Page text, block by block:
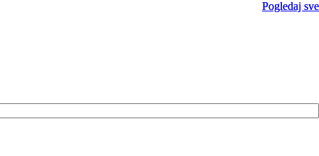
Pogledaj sve
Pogledaj sve